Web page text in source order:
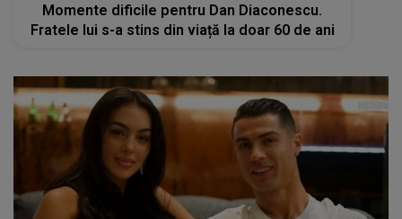
Momente dificile pentru Dan Diaconescu.
Fratele lui s-a stins din viață la doar 60 de ani